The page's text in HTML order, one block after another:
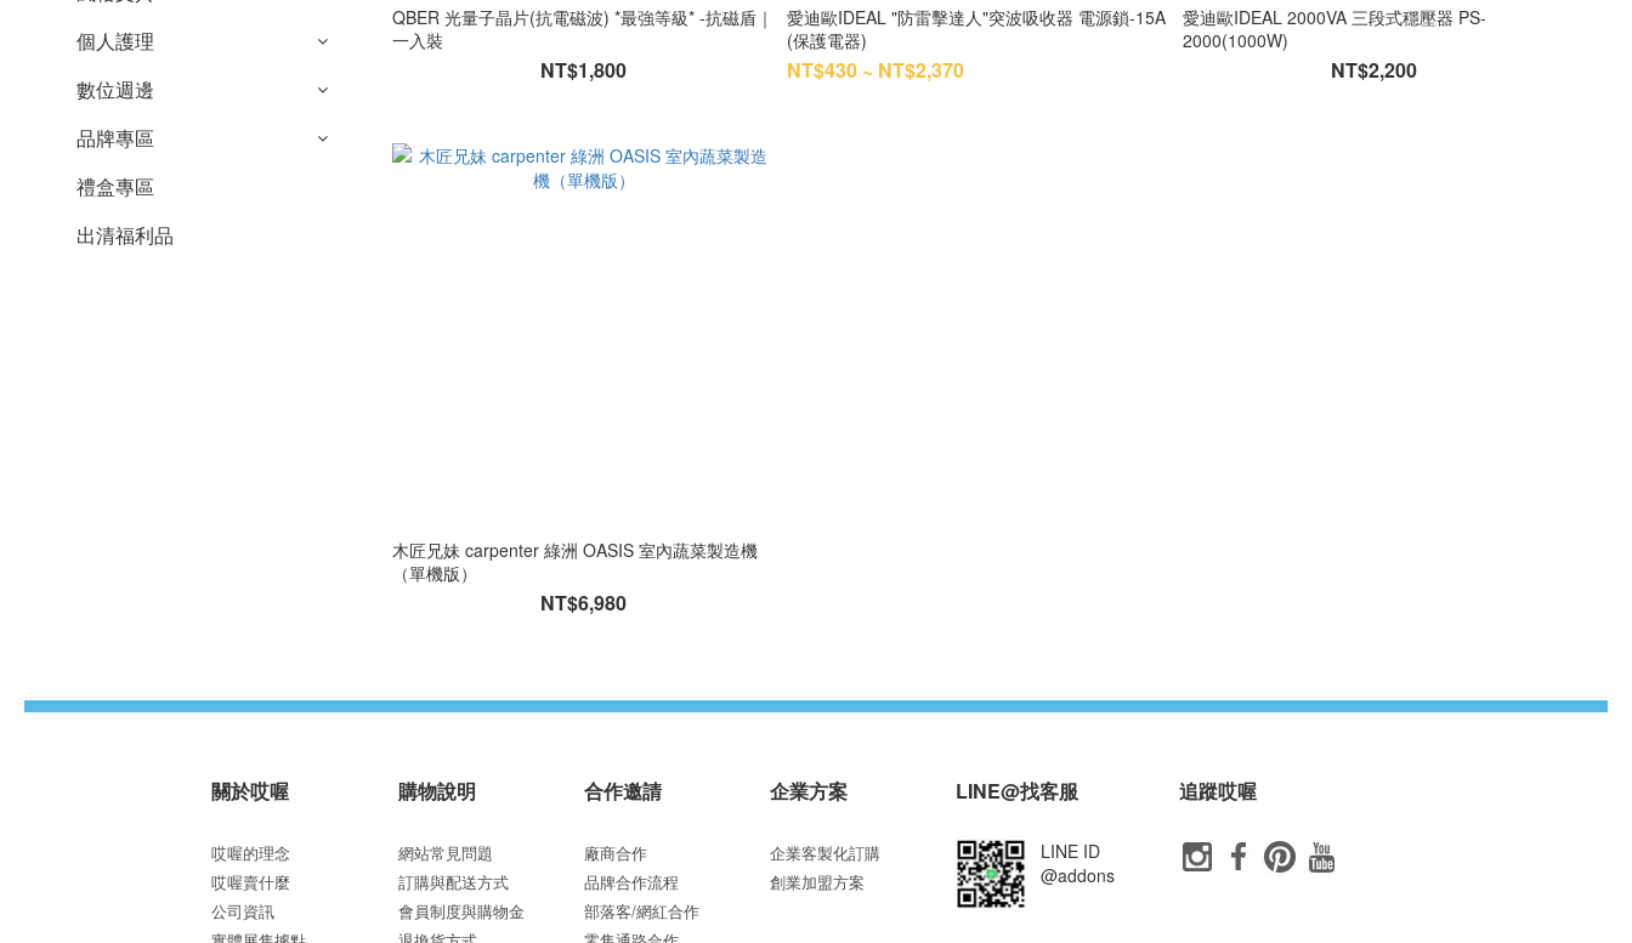
個人護理
數位週邊
品牌專區
禮盒專區
出清福利品
QBER 光量子晶片(抗電磁波) *最強等級* -抗磁盾｜
一入裝
NT$1,800
愛迪歐IDEAL "防雷擊達人"突波吸收器 電源鎖-15A
(保護電器)
NT$430 ~ NT$2,370
愛迪歐IDEAL 2000VA 三段式穩壓器 PS-
2000(1000W)
NT$2,200
木匠兄妹 carpenter 綠洲 OASIS 室內蔬菜製造機
（單機版）
NT$6,980
關於哎喔
哎喔的理念
哎喔賣什麼
公司資訊
購物說明
網站常見問題
訂購與配送方式
會員制度與購物金
合作邀請
廠商合作
品牌合作流程
部落客/網紅合作
企業方案
企業客製化訂購
創業加盟方案
LINE@找客服
LINE ID
@addons
追蹤哎喔